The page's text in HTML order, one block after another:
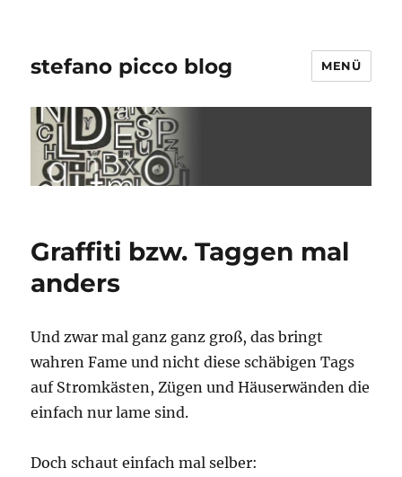
stefano picco blog MENÜ
Graffiti bzw. Taggen mal
anders
Und zwar mal ganz ganz groß, das bringt
wahren Fame und nicht diese schäbigen Tags
auf Stromkästen, Zügen und Häuserwänden die
einfach nur lame sind.
Doch schaut einfach mal selber: